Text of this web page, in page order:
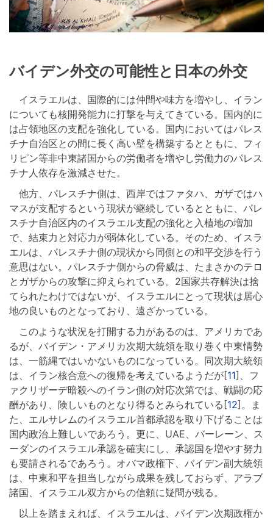
バイデン外交の可能性と日本の外交
イスラエルは、国際的には仲間や味方を増やし、イラン
についても核開発能力に打撃を与えてきている。国内的に
は占領地区の支配を強化している。国内においてはパレス
チナ自治区との間に長く高い壁を構築するとともに、フィ
リピン等非中東諸国からの労働者を増やし労働力のパレス
チナ人依存を激減させた。
他方、パレスチナ側は、西岸ではファタハ、ガザではハ
マスが支配するという現状が継続しているとともに、パレ
スチナ自治区内のイスラエル支配の強化と入植地の増加
で、結束力と対応力が弱体化している。そのため、イスラ
エルは、パレスチナ側の現状から同側との和平交渉を行う
意思はない。パレスチナ側からの脅威は、たまさかのテロ
とガザからの攻撃に抑えられている。2国家共存解決は捨
てられたわけではないが、イスラエルにとって現状は居心
地の良いものとなっており、遠ざかっている。
このような状況を打開する力があるのは、アメリカであ
るが、バイデン・アメリカ次期大統領を取り巻く中東情勢
は、一筋縄ではいかないものになっている。同次期大統領
は、イラン核合意への復帰を考えているようだが[11]、フ
ァクリザーデ暗殺へのイラン側の対応次第では、戦闘の応
酬があり、険しいものとなり得るとみられている[12]。ま
た、エルサレムのイスラエル首都承認を取り下げることは
国内政治上難しいであろう。更に、UAE、バーレーン、ス
ーダンのイスラエル承認を確実にし、承認国を増やす努力
も要請されるであろう。オバマ政権下、バイデン副大統領
は、中東和平を担当しながら成果を残しておらず、アラブ
諸国、イスラエル双方からの信頼に疑問が残る。
以上を踏まえれば、イスラエルは、バイデン次期政権か